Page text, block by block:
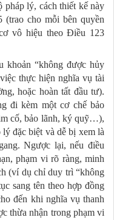
lý, cách thiết kế này
cho mỗi bên quyền
vô hiệu theo Điều 123
khoản “không được hủy
thực hiện nghĩa vụ tài
hoặc hoàn tất đầu tư).
đi kèm một cơ chế bảo
cố, bảo lãnh, ký quỹ…),
đặc biệt và dễ bị xem là
Ngược lại, nếu điều
phạm vi rõ ràng, minh
(ví dụ chỉ duy trì “không
sang tên theo hợp đồng
đến khi nghĩa vụ thanh
thừa nhận trong phạm vi